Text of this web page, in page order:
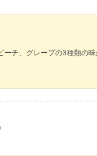
チ、グレープの3種類の